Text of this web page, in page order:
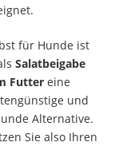
für Hunde ist
Salatbeigabe
Futter eine
und
Alternative.
Sie also Ihren